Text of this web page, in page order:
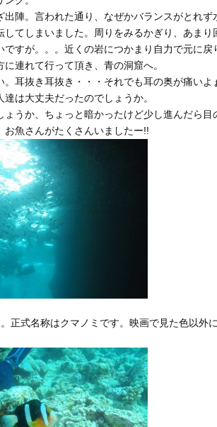
出陣。言われた通り、なぜかバランスがとれず
してしまいました。周りをみるかぎり、あまり
ですが。。。近くの岩につかまり自力で元に戻
に連れて行って頂き、青の洞窟へ。
。耳抜き耳抜き・・・それでも耳の奥が痛いよ
達は大丈夫だったのでしょうか。
ょうか、ちょっと暗かったけど少し進んだら目
お魚さんがたくさんいましたー!!
正式名称はクマノミです。映画で見た色以外